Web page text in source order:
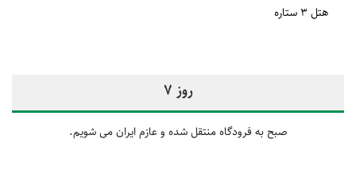
هتل 3 ستاره
روز 7
صبح به فرودگاه منتقل شده و عازم ایران می شویم.